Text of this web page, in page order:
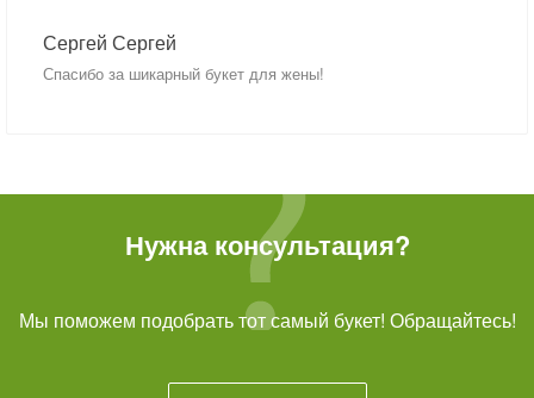
Сергей Сергей
Спасибо за шикарный букет для жены!
Нужна консультация?
Мы поможем подобрать тот самый букет! Обращайтесь!